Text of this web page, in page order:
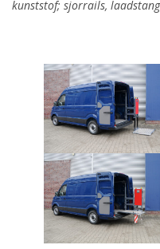
kunststof; sjorrails,